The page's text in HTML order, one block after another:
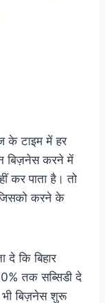
के टाइम में हर
बिज़नेस करने में
कर पाता है। तो
करने के
कि बिहार
तक सब्सिडी दे
भी बिज़नेस शुरू